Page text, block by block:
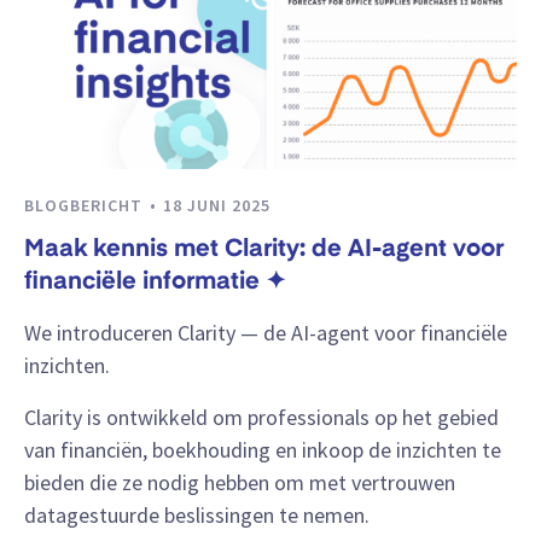
BLOGBERICHT 18 JUNI 2025
Maak kennis met Clarity: de AI-agent voor
financiële informatie ✦
We introduceren Clarity — de AI-agent voor financiële
inzichten.
Clarity is ontwikkeld om professionals op het gebied
van financiën, boekhouding en inkoop de inzichten te
bieden die ze nodig hebben om met vertrouwen
datagestuurde beslissingen te nemen.